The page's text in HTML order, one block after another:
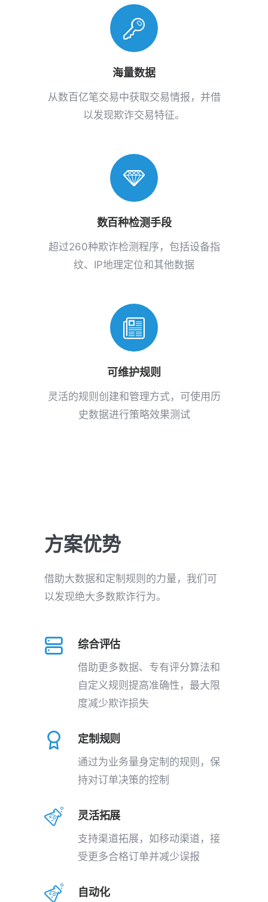
海量数据
从数百亿笔交易中获取交易情报，并借
以发现欺诈交易特征。
数百种检测手段
超过260种欺诈检测程序，包括设备指
纹、IP地理定位和其他数据
可维护规则
灵活的规则创建和管理方式，可使用历
史数据进行策略效果测试
方案优势
借助大数据和定制规则的力量，我们可
以发现绝大多数欺诈行为。
综合评估
借助更多数据、专有评分算法和
自定义规则提高准确性，最大限
度减少欺诈损失
定制规则
通过为业务量身定制的规则，保
持对订单决策的控制
灵活拓展
支持渠道拓展，如移动渠道，接
受更多合格订单并减少误报
自动化